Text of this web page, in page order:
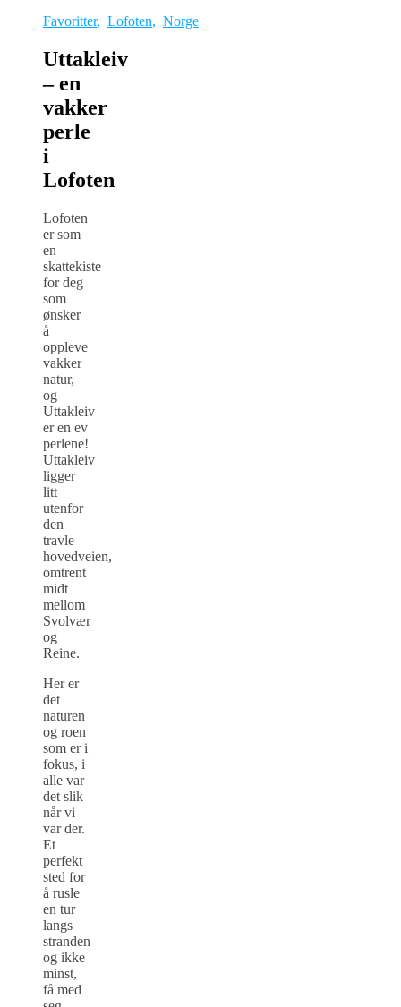
Favoritter, Lofoten, Norge
Uttakleiv
– en
vakker
perle
i
Lofoten
Lofoten
er som
en
skattekiste
for deg
som
ønsker
å
oppleve
vakker
natur,
og
Uttakleiv
er en ev
perlene!
Uttakleiv
ligger
litt
utenfor
den
travle
hovedveien,
omtrent
midt
mellom
Svolvær
og
Reine.
Her er
det
naturen
og roen
som er i
fokus, i
alle var
det slik
når vi
var der.
Et
perfekt
sted for
å rusle
en tur
langs
stranden
og ikke
minst,
få med